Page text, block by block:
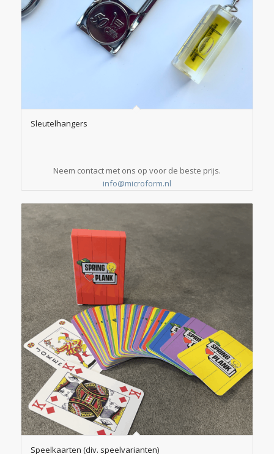
Sleutelhangers
Neem contact met ons op voor de beste prijs.
info@microform.nl
Speelkaarten (div. speelvarianten)